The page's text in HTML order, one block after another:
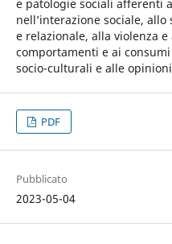
e patologie sociali afferenti
nell’interazione sociale,
e relazionale, alla violenza
comportamenti e ai
socio-culturali e alle
PDF
Pubblicato
2023-05-04